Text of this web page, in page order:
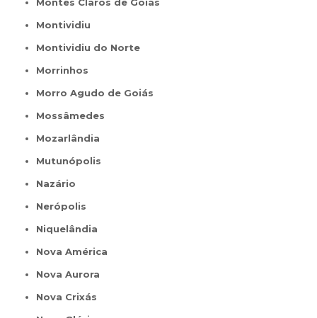
Montes Claros de Goiás
Montividiu
Montividiu do Norte
Morrinhos
Morro Agudo de Goiás
Mossâmedes
Mozarlândia
Mutunópolis
Nazário
Nerópolis
Niquelândia
Nova América
Nova Aurora
Nova Crixás